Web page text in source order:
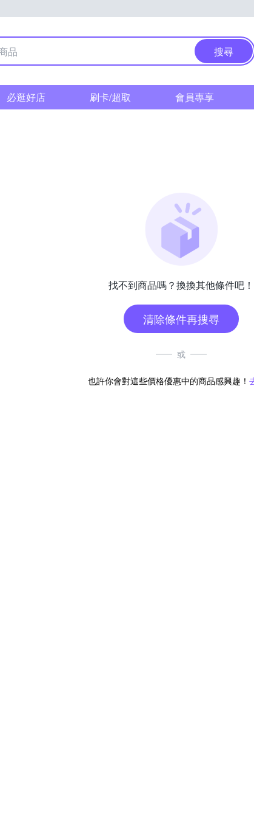
搜尋
必逛好店 刷卡/超取 會員專享
找不到商品嗎？換換其他條件吧！
清除條件再搜尋
或
也許你會對這些價格優惠中的商品感興趣！